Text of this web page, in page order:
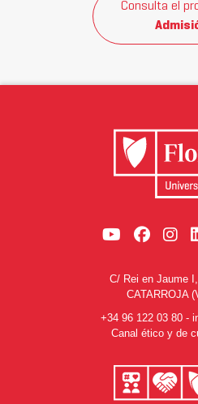
Consulta el
C/ Rei en Jaume
CATARROJA
+34 96 122 03 80 -
Canal ético y de